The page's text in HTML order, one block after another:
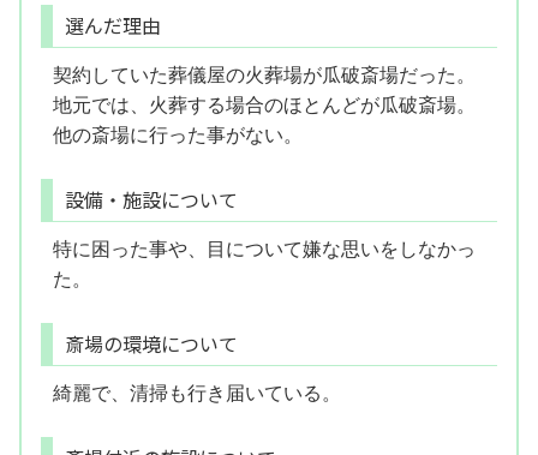
選んだ理由
契約していた葬儀屋の火葬場が瓜破斎場だった。
地元では、火葬する場合のほとんどが瓜破斎場。
他の斎場に行った事がない。
設備・施設について
特に困った事や、目について嫌な思いをしなかっ
た。
斎場の環境について
綺麗で、清掃も行き届いている。